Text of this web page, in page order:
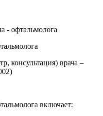
- офтальмолога
консультация) врача –
включает: